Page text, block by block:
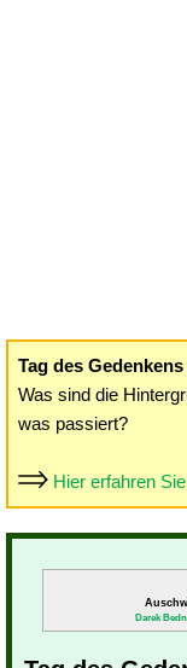
Tag des
Was sind die
was passiert?
Hier erfahren
Darek